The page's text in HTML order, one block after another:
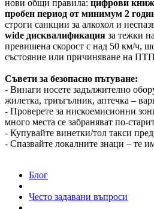
нови общи правила: цифрови
пробен период от минимум 2
строги санкции за алкохол и
wide дисквалификация за тежки
превишена скорост с над 50 км/ч,
състояние или причиняване на
Съвети за безопасно пътуване:
- Винаги носете задължително
жилетка, триъгълник, аптечка –
- Проверете за нискоемисионни
много места се забраняват по-
- Купувайте винетки/тол такси
- Спазвайте локалните знаци – те
Блог
Често задавани въпроси